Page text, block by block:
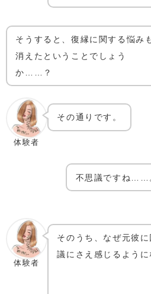
そうすると、復縁に関する悩み
消えたということでしょう
か……？
体験者
その通りです。
不思議ですね……
体験者
そのうち、なぜ元彼
議にさえ感じるように